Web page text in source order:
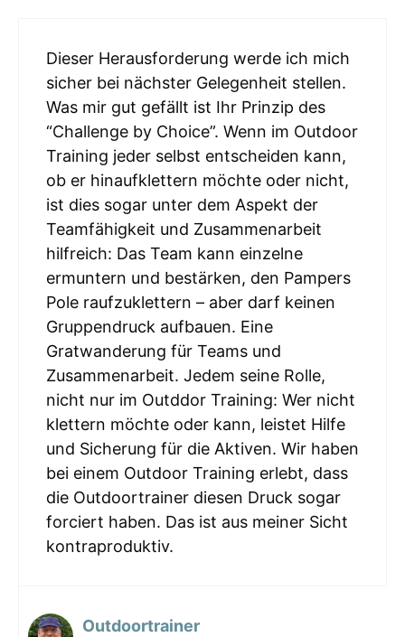
Dieser Herausforderung werde ich mich
sicher bei nächster Gelegenheit stellen.
Was mir gut gefällt ist Ihr Prinzip des
“Challenge by Choice”. Wenn im Outdoor
Training jeder selbst entscheiden kann,
ob er hinaufklettern möchte oder nicht,
ist dies sogar unter dem Aspekt der
Teamfähigkeit und Zusammenarbeit
hilfreich: Das Team kann einzelne
ermuntern und bestärken, den Pampers
Pole raufzuklettern – aber darf keinen
Gruppendruck aufbauen. Eine
Gratwanderung für Teams und
Zusammenarbeit. Jedem seine Rolle,
nicht nur im Outddor Training: Wer nicht
klettern möchte oder kann, leistet Hilfe
und Sicherung für die Aktiven. Wir haben
bei einem Outdoor Training erlebt, dass
die Outdoortrainer diesen Druck sogar
forciert haben. Das ist aus meiner Sicht
kontraproduktiv.
Outdoortrainer